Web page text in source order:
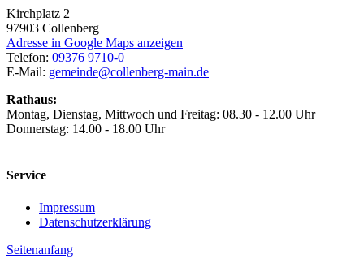
Kirchplatz 2
97903 Collenberg
Adresse in Google Maps anzeigen
Telefon: 09376 9710-0
E-Mail: gemeinde@collenberg-main.de
Rathaus:
Montag, Dienstag, Mittwoch und Freitag: 08.30 - 12.00 Uhr
Donnerstag: 14.00 - 18.00 Uhr
Service
Impressum
Datenschutzerklärung
Seitenanfang